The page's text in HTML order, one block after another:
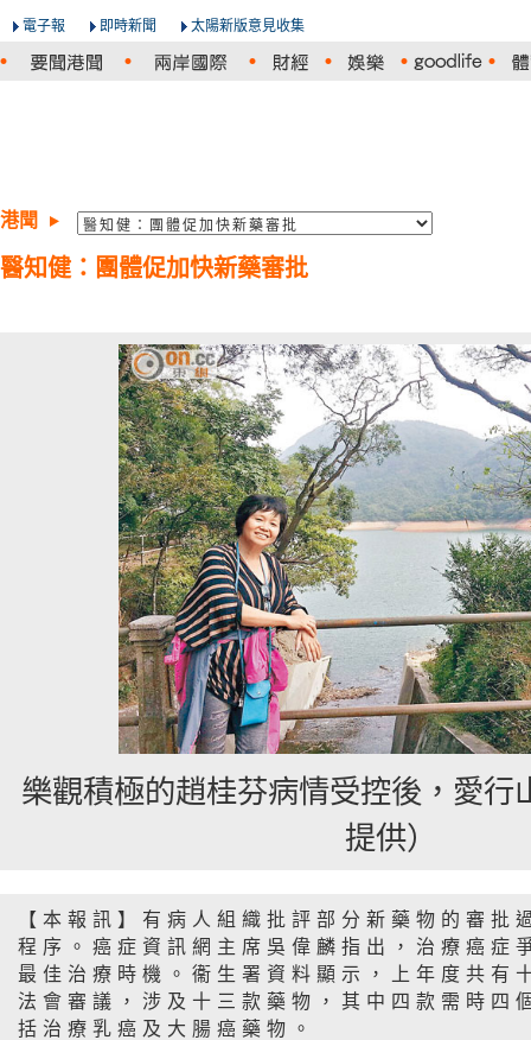
電子報 即時新聞 太陽新版意見收集
港聞
醫知健：團體促加快新藥審批
樂觀積極的趙桂芬病情受控後，愛行
提供）
【本報訊】有病人組織批評部分新藥物的審批
程序。癌症資訊網主席吳偉麟指出，治療癌症
最佳治療時機。衞生署資料顯示，上年度共有
法會審議，涉及十三款藥物，其中四款需時四
括治療乳癌及大腸癌藥物。